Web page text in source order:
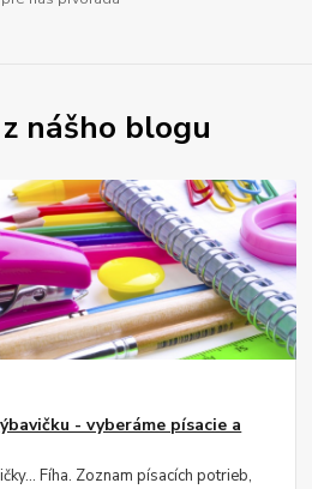
nášho blogu
- vyberáme písacie a
Fíha. Zoznam písacích potrieb,